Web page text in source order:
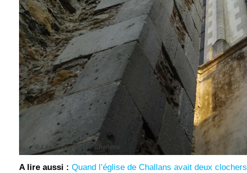
A lire aussi : Quand l’église de Challans avait deux clochers